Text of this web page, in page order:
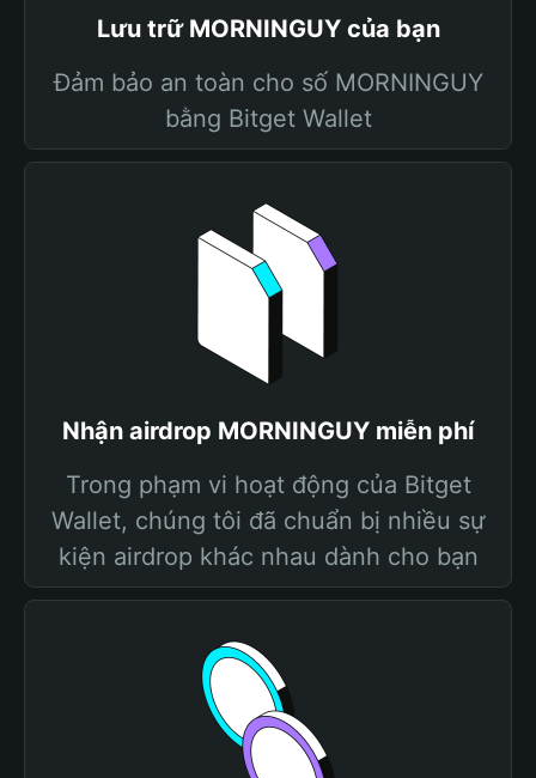
Lưu trữ MORNINGUY của bạn
Đảm bảo an toàn cho số MORNINGUY
bằng Bitget Wallet
Nhận airdrop MORNINGUY miễn phí
Trong phạm vi hoạt động của Bitget
Wallet, chúng tôi đã chuẩn bị nhiều sự
kiện airdrop khác nhau dành cho bạn